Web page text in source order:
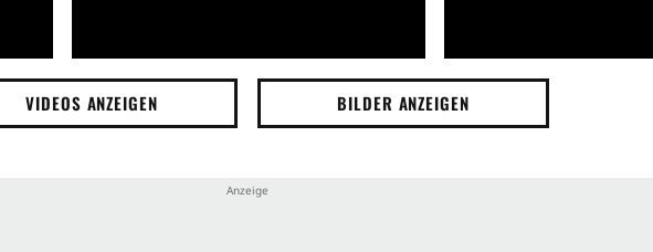
VIDEOS ANZEIGEN BILDER ANZEIGEN